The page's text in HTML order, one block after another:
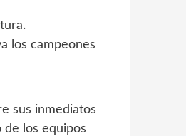
los campeones
sus inmediatos
los equipos